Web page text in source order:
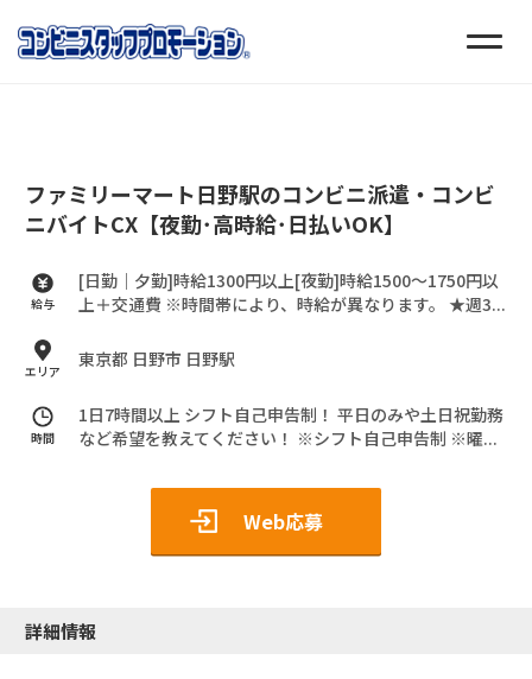
ファミリーマート日野駅のコンビニ派遣・コンビ
ニバイトCX【夜勤･高時給･日払いOK】
給与
[日勤｜夕勤]時給1300円以上[夜勤]時給1500～1750円以
上＋交通費 ※時間帯により、時給が異なります。 ★週3...
エリア 東京都 日野市 日野駅
時間
1日7時間以上 シフト自己申告制！ 平日のみや土日祝勤務
など希望を教えてください！ ※シフト自己申告制 ※曜...
Web応募
詳細情報